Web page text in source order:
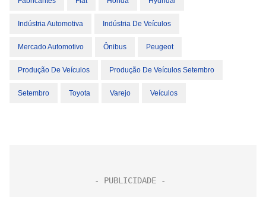
Indústria Automotiva Indústria De Veículos
Mercado Automotivo Ônibus Peugeot
Produção De Veículos Produção De Veículos Setembro
Setembro Toyota Varejo Veículos